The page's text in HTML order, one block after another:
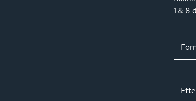
1 & 8